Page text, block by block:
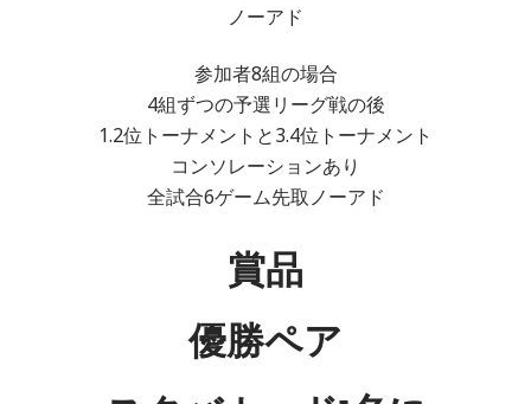
ノーアド
参加者8組の場合
4組ずつの予選リーグ戦の後
1.2位トーナメントと3.4位トーナメント
コンソレーションあり
全試合6ゲーム先取ノーアド
賞品
優勝ペア